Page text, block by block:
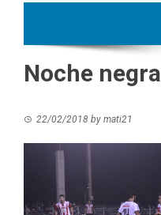
Noche negra
22/02/2018 by mati21